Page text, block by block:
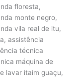
floresta,
monte negro,
vila real de itu,
assistência
técnica
máquina de
lavar itaim guaçu,